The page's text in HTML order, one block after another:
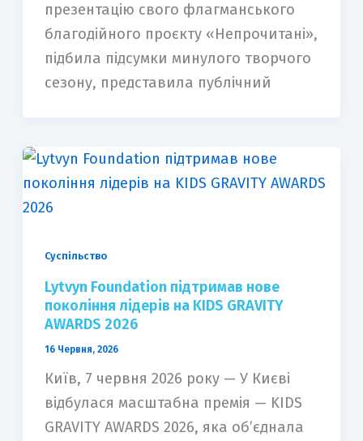
презентацію свого флагманського
благодійного проєкту «Непрочитані»,
підбила підсумки минулого творчого
сезону, представила публічний
Суспільство
Lytvyn Foundation підтримав нове
покоління лідерів на KIDS GRAVITY
AWARDS 2026
16 Червня, 2026
Київ, 7 червня 2026 року — У Києві
відбулася масштабна премія — KIDS
GRAVITY AWARDS 2026, яка об’єднала